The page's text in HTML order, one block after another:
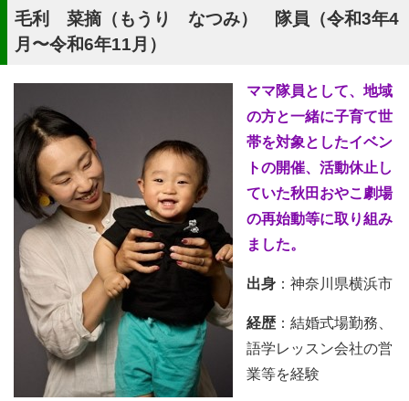
毛利 菜摘（もうり なつみ） 隊員（令和3年4
月〜令和6年11月）
ママ隊員として、地域
の方と一緒に子育て世
帯を対象としたイベン
トの開催、活動休止し
ていた秋田おやこ劇場
の再始動等に取り組み
ました。
出身 ：神奈川県横浜市
経歴 ：結婚式場勤務、
語学レッスン会社の営
業等を経験